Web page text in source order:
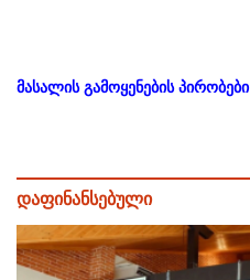
მასალის გამოყენების პირობები
დაფინანსებული